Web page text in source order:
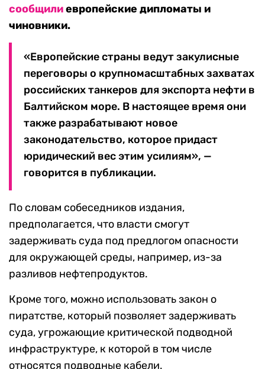
сообщилиевропейские дипломаты и
чиновники.
«Европейские страны ведут закулисные
переговоры о крупномасштабных захватах
российских танкеров для экспорта нефти в
Балтийском море. В настоящее время они
также разрабатывают новое
законодательство, которое придаст
юридический вес этим усилиям», —
говорится в публикации.
По словам собеседников издания,
предполагается, что власти смогут
задерживать суда под предлогом опасности
для окружающей среды, например, из-за
разливов нефтепродуктов.
Кроме того, можно использовать закон о
пиратстве, который позволяет задерживать
суда, угрожающие критической подводной
инфраструктуре, к которой в том числе
относятся подводные кабели.